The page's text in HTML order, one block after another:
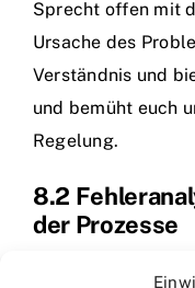
Sprecht offen mit
Ursache des
Verständnis und
und bemüht euch
Regelung.
8.2
der Prozesse
Analysiert die